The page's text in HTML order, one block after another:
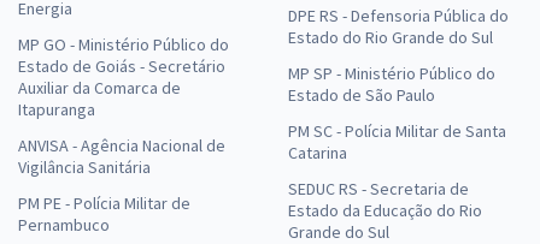
Energia
MP GO - Ministério Público do
Estado de Goiás - Secretário
Auxiliar da Comarca de
Itapuranga
ANVISA - Agência Nacional de
Vigilância Sanitária
PM PE - Polícia Militar de
Pernambuco
DPE RS - Defensoria Pública do
Estado do Rio Grande do Sul
MP SP - Ministério Público do
Estado de São Paulo
PM SC - Polícia Militar de Santa
Catarina
SEDUC RS - Secretaria de
Estado da Educação do Rio
Grande do Sul